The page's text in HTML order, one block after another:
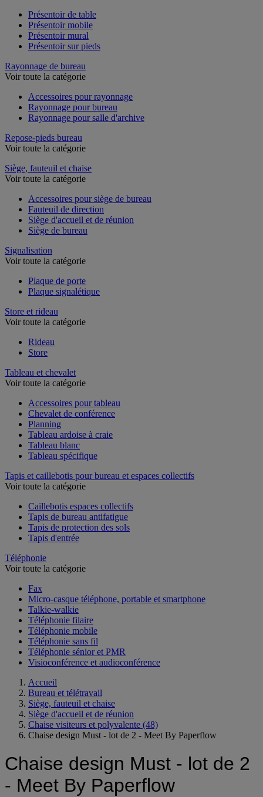
Présentoir de table
Présentoir mobile
Présentoir mural
Présentoir sur pieds
Rayonnage de bureau
Voir toute la catégorie
Accessoires pour rayonnage
Rayonnage pour bureau
Rayonnage pour salle d'archive
Repose-pieds bureau
Voir toute la catégorie
Siège, fauteuil et chaise
Voir toute la catégorie
Accessoires pour siège de bureau
Fauteuil de direction
Siège d'accueil et de réunion
Siège de bureau
Signalisation
Voir toute la catégorie
Plaque de porte
Plaque signalétique
Store et rideau
Voir toute la catégorie
Rideau
Store
Tableau et chevalet
Voir toute la catégorie
Accessoires pour tableau
Chevalet de conférence
Planning
Tableau ardoise à craie
Tableau blanc
Tableau spécifique
Tapis et caillebotis pour bureau et espaces collectifs
Voir toute la catégorie
Caillebotis espaces collectifs
Tapis de bureau antifatigue
Tapis de protection des sols
Tapis d'entrée
Téléphonie
Voir toute la catégorie
Fax
Micro-casque téléphone, portable et smartphone
Talkie-walkie
Téléphonie filaire
Téléphonie mobile
Téléphonie sans fil
Téléphonie sénior et PMR
Visioconférence et audioconférence
Accueil
Bureau et télétravail
Siège, fauteuil et chaise
Siège d'accueil et de réunion
Chaise visiteurs et polyvalente (48)
Chaise design Must - lot de 2 - Meet By Paperflow
Chaise design Must - lot de 2
- Meet By Paperflow